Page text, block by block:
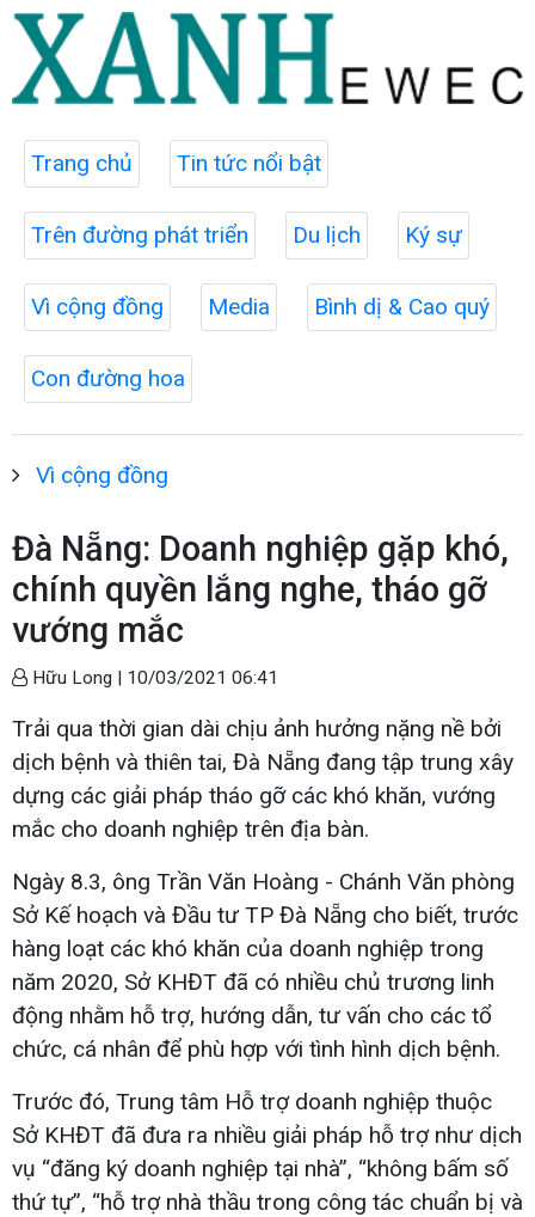
Trang chủ Tin tức nổi bật
Trên đường phát triển Du lịch Ký sự
Vì cộng đồng Media Bình dị & Cao quý
Con đường hoa
Vì cộng đồng
Đà Nẵng: Doanh nghiệp gặp khó,
chính quyền lắng nghe, tháo gỡ
vướng mắc
Hữu Long | 10/03/2021 06:41
Trải qua thời gian dài chịu ảnh hưởng nặng nề bởi
dịch bệnh và thiên tai, Đà Nẵng đang tập trung xây
dựng các giải pháp tháo gỡ các khó khăn, vướng
mắc cho doanh nghiệp trên địa bàn.
Ngày 8.3, ông Trần Văn Hoàng - Chánh Văn phòng
Sở Kế hoạch và Đầu tư TP Đà Nẵng cho biết, trước
hàng loạt các khó khăn của doanh nghiệp trong
năm 2020, Sở KHĐT đã có nhiều chủ trương linh
động nhằm hỗ trợ, hướng dẫn, tư vấn cho các tổ
chức, cá nhân để phù hợp với tình hình dịch bệnh.
Trước đó, Trung tâm Hỗ trợ doanh nghiệp thuộc
Sở KHĐT đã đưa ra nhiều giải pháp hỗ trợ như dịch
vụ “đăng ký doanh nghiệp tại nhà”, “không bấm số
thứ tự”, “hỗ trợ nhà thầu trong công tác chuẩn bị và